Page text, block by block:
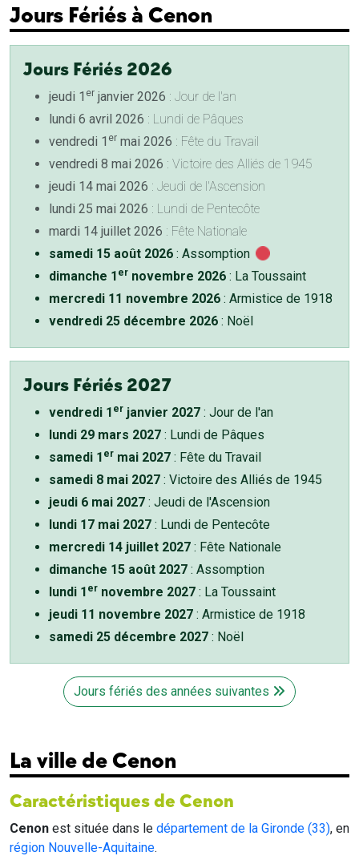
Jours Fériés à Cenon
Jours Fériés 2026
jeudi 1 er janvier 2026 : Jour de l'an
lundi 6 avril 2026 : Lundi de Pâques
vendredi 1 er mai 2026 : Fête du Travail
vendredi 8 mai 2026 : Victoire des Alliés de 1945
jeudi 14 mai 2026 : Jeudi de l'Ascension
lundi 25 mai 2026 : Lundi de Pentecôte
mardi 14 juillet 2026 : Fête Nationale
samedi 15 août 2026 : Assomption
dimanche 1 er novembre 2026 : La Toussaint
mercredi 11 novembre 2026 : Armistice de 1918
vendredi 25 décembre 2026 : Noël
Jours Fériés 2027
vendredi 1 er janvier 2027 : Jour de l'an
lundi 29 mars 2027 : Lundi de Pâques
samedi 1 er mai 2027 : Fête du Travail
samedi 8 mai 2027 : Victoire des Alliés de 1945
jeudi 6 mai 2027 : Jeudi de l'Ascension
lundi 17 mai 2027 : Lundi de Pentecôte
mercredi 14 juillet 2027 : Fête Nationale
dimanche 15 août 2027 : Assomption
lundi 1 er novembre 2027 : La Toussaint
jeudi 11 novembre 2027 : Armistice de 1918
samedi 25 décembre 2027 : Noël
Jours fériés des années suivantes
La ville de Cenon
Caractéristiques de Cenon
Cenon est située dans le département de la Gironde (33), en
région Nouvelle-Aquitaine.